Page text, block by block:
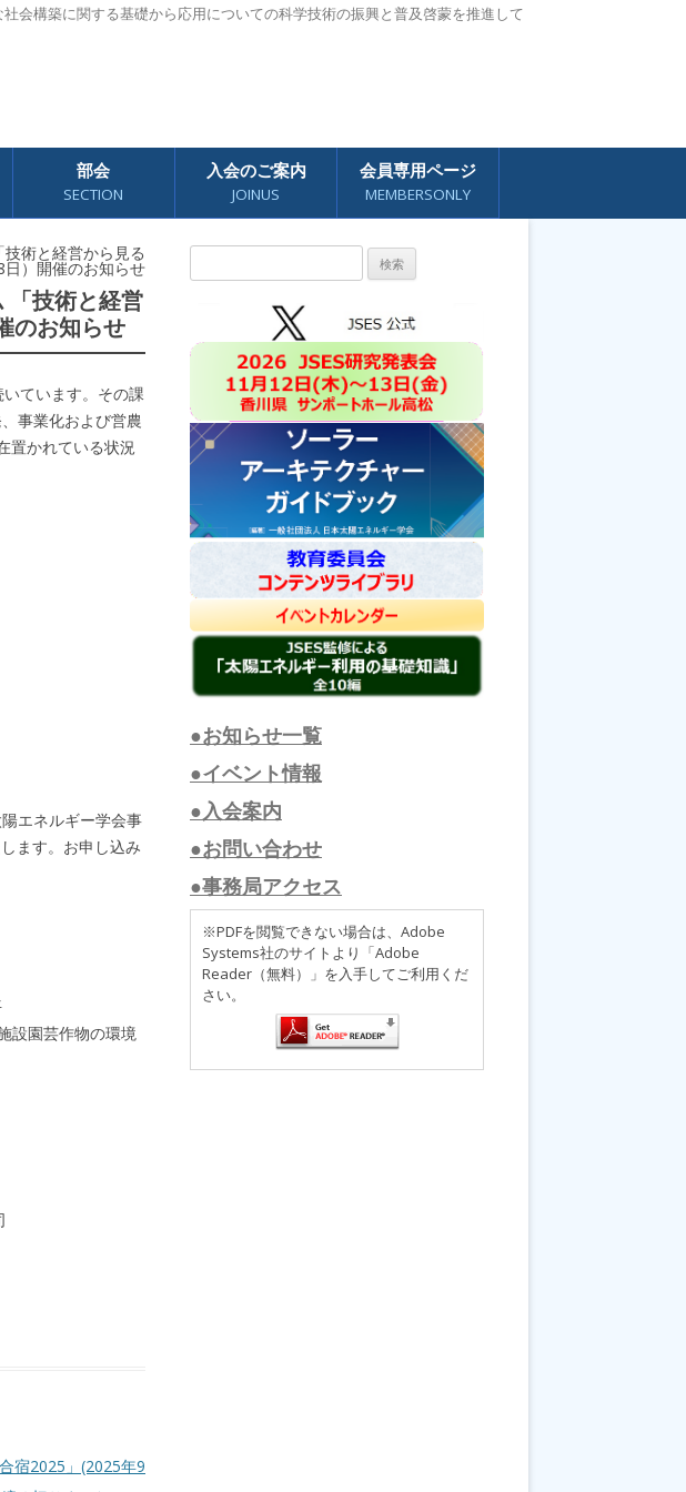
会構築に関する基礎から応用についての科学技術の振興と普及啓蒙を推進して
部会
SECTION
入会のご案内
JOINUS
会員専用ページ
MEMBERSONLY
術と経営から見る
）開催のお知らせ
技術と経営
のお知らせ
ています。その課
事業化および営農
置かれている状況
エネルギー学会事
ます。お申し込み
設園芸作物の環境
宿2025」(2025年9
索:
●お知らせ一覧
●イベント情報
●入会案内
●お問い合わせ
●事務局アクセス
※PDFを閲覧できない場合は、Adobe
Systems社のサイトより「Adobe
Reader（無料）」を入手してご利用くだ
さい。